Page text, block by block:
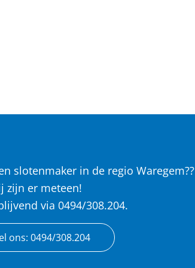
slotenmaker in de regio Waregem??
zijn er meteen!
via 0494/308.204.
ons: 0494/308.204